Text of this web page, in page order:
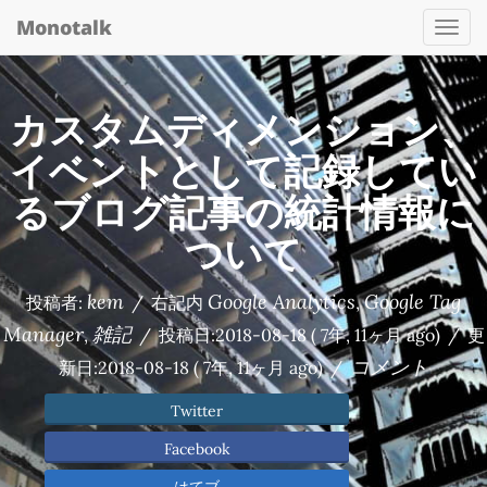
Monotalk
カスタムディメンション、
イベントとして記録してい
るブログ記事の統計情報に
ついて
投稿者: kem / 右記内 Google Analytics,Google Tag
Manager,雑記 / 投稿日:2018-08-18( 7年, 11ヶ月 ago) / 更
新日:2018-08-18( 7年, 11ヶ月 ago) / コメント
Twitter
Facebook